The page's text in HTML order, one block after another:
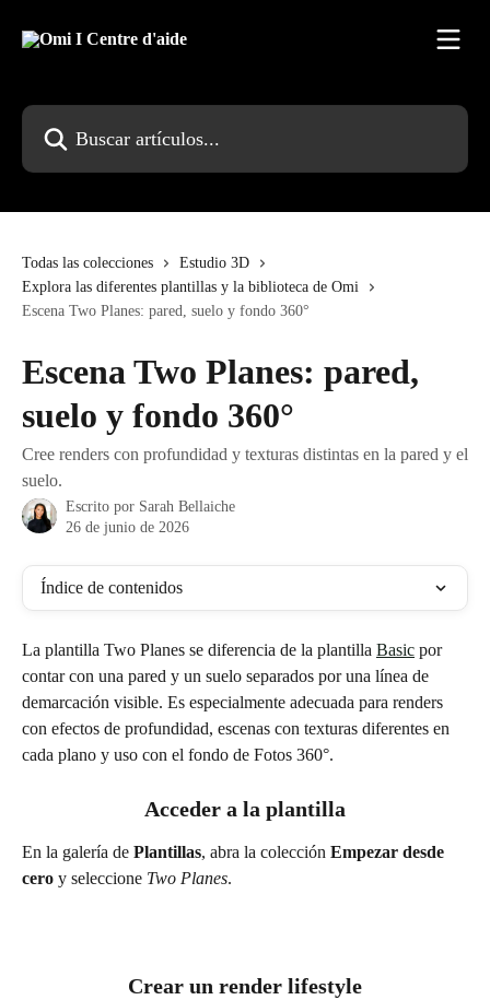
Buscar artículos...
Todas las colecciones
Estudio 3D
Explora las diferentes plantillas y la biblioteca de Omi
Escena Two Planes: pared, suelo y fondo 360°
Escena Two Planes: pared,
suelo y fondo 360°
Cree renders con profundidad y texturas distintas en la pared y el
suelo.
Escrito por Sarah Bellaiche
26 de junio de 2026
Índice de contenidos
La plantilla Two Planes se diferencia de la plantilla Basic por
contar con una pared y un suelo separados por una línea de
demarcación visible. Es especialmente adecuada para renders
con efectos de profundidad, escenas con texturas diferentes en
cada plano y uso con el fondo de Fotos 360°.
Acceder a la plantilla
En la galería de Plantillas, abra la colección Empezar desde
cero y seleccione Two Planes.
Crear un render lifestyle